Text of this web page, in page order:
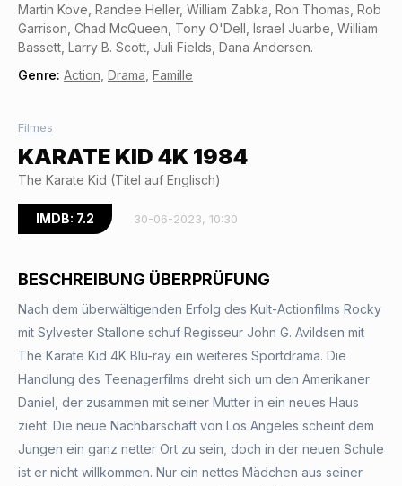
Martin Kove, Randee Heller, William Zabka, Ron Thomas, Rob
Garrison, Chad McQueen, Tony O'Dell, Israel Juarbe, William
Bassett, Larry B. Scott, Juli Fields, Dana Andersen.
Genre: Action Drama Famille
Filmes
KARATE KID 4K 1984
The Karate Kid (Titel auf Englisch)
IMDB: 7.2 30-06-2023, 10:30
BESCHREIBUNG ÜBERPRÜFUNG
Nach dem überwältigenden Erfolg des Kult-Actionfilms Rocky
mit Sylvester Stallone schuf Regisseur John G. Avildsen mit
The Karate Kid 4K Blu-ray ein weiteres Sportdrama. Die
Handlung des Teenagerfilms dreht sich um den Amerikaner
Daniel, der zusammen mit seiner Mutter in ein neues Haus
zieht. Die neue Nachbarschaft von Los Angeles scheint dem
Jungen ein ganz netter Ort zu sein, doch in der neuen Schule
ist er nicht willkommen. Nur ein nettes Mädchen aus seiner